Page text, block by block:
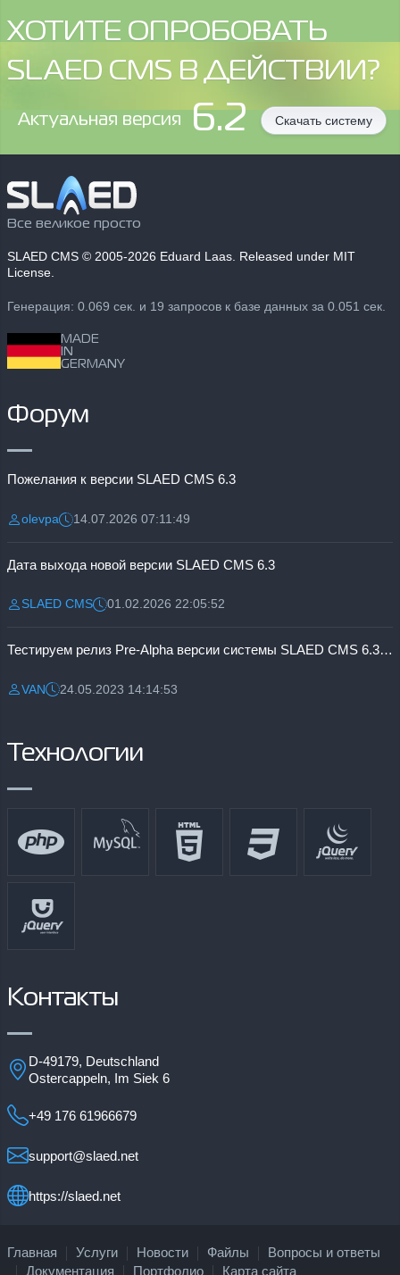
ХОТИТЕ ОПРОБОВАТЬ
SLAED CMS В ДЕЙСТВИИ?
Aктуальная версия 6.2 Скачать систему
Все великое просто
SLAED CMS © 2005-2026 Eduard Laas. Released under MIT
License.
Генерация: 0.069 сек. и 19 запросов к базе данных за 0.051 сек.
MADE
IN
GERMANY
Форум
Пожелания к версии SLAED CMS 6.3
Разместил:
olevpaДата:14.07.2026 07:11:49
Дата выхода новой версии SLAED CMS 6.3
Разместил:
SLAED CMSДата:01.02.2026 22:05:52
Тестируем релиз Pre-Alpha версии системы SLAED CMS 6.3 Pro
Разместил:
VANДата:24.05.2023 14:14:53
Технологии
Контакты
D-49179, Deutschland
Ostercappeln, Im Siek 6
+49 176 61966679
support@slaed.net
https://slaed.net
Главная Услуги Новости Файлы
Вопросы и ответы
Документация
Портфолио Карта сайта